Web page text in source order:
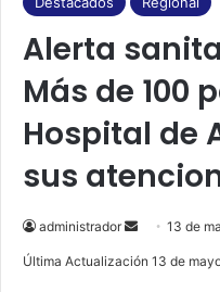
Alerta
Más de 100
Hospital de
sus
administrador
e
13 de
Última Actualización 13 de
b
o
o
k